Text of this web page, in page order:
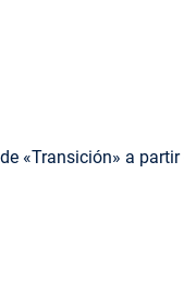
«Transición» a